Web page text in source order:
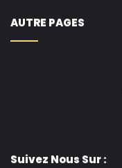
AUTRE PAGES
Suivez Nous Sur :